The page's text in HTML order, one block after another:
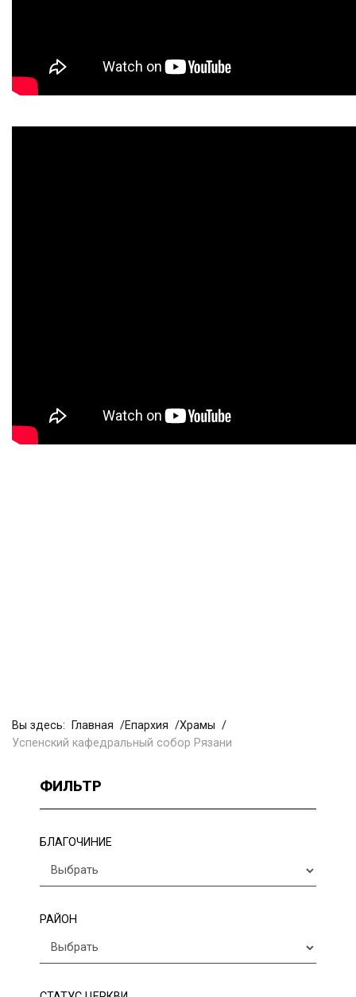
Вы здесь: Главная Епархия
Храмы
Успенский кафедральный собор Рязани
ФИЛЬТР
БЛАГОЧИНИЕ
РАЙОН